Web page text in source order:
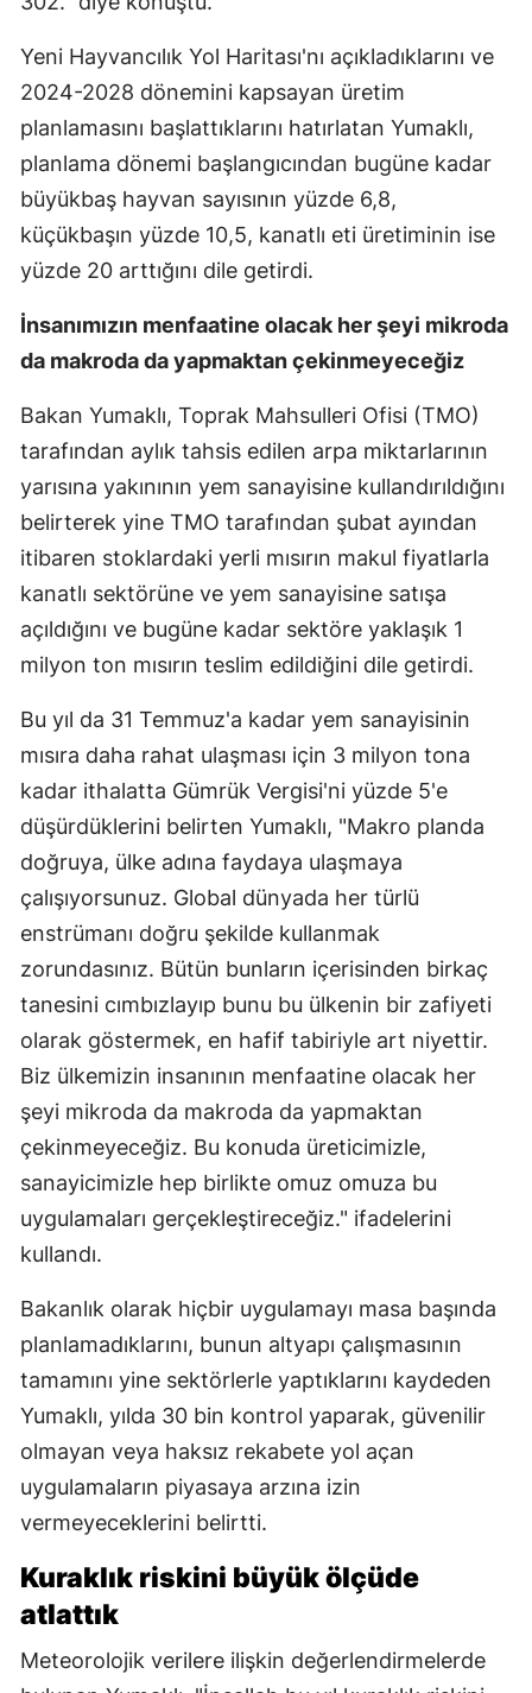
Yeni Hayvancılık Yol Haritası'nı açıkladıklarını ve
2024-2028 dönemini kapsayan üretim
planlamasını başlattıklarını hatırlatan Yumaklı,
planlama dönemi başlangıcından bugüne kadar
büyükbaş hayvan sayısının yüzde 6,8,
küçükbaşın yüzde 10,5, kanatlı eti üretiminin ise
yüzde 20 arttığını dile getirdi.
İnsanımızın menfaatine olacak her şeyi mikroda
da makroda da yapmaktan çekinmeyeceğiz
Bakan Yumaklı, Toprak Mahsulleri Ofisi (TMO)
tarafından aylık tahsis edilen arpa miktarlarının
yarısına yakınının yem sanayisine kullandırıldığını
belirterek yine TMO tarafından şubat ayından
itibaren stoklardaki yerli mısırın makul fiyatlarla
kanatlı sektörüne ve yem sanayisine satışa
açıldığını ve bugüne kadar sektöre yaklaşık 1
milyon ton mısırın teslim edildiğini dile getirdi.
Bu yıl da 31 Temmuz'a kadar yem sanayisinin
mısıra daha rahat ulaşması için 3 milyon tona
kadar ithalatta Gümrük Vergisi'ni yüzde 5'e
düşürdüklerini belirten Yumaklı, "Makro planda
doğruya, ülke adına faydaya ulaşmaya
çalışıyorsunuz. Global dünyada her türlü
enstrümanı doğru şekilde kullanmak
zorundasınız. Bütün bunların içerisinden birkaç
tanesini cımbızlayıp bunu bu ülkenin bir zafiyeti
olarak göstermek, en hafif tabiriyle art niyettir.
Biz ülkemizin insanının menfaatine olacak her
şeyi mikroda da makroda da yapmaktan
çekinmeyeceğiz. Bu konuda üreticimizle,
sanayicimizle hep birlikte omuz omuza bu
uygulamaları gerçekleştireceğiz." ifadelerini
kullandı.
Bakanlık olarak hiçbir uygulamayı masa başında
planlamadıklarını, bunun altyapı çalışmasının
tamamını yine sektörlerle yaptıklarını kaydeden
Yumaklı, yılda 30 bin kontrol yaparak, güvenilir
olmayan veya haksız rekabete yol açan
uygulamaların piyasaya arzına izin
vermeyeceklerini belirtti.
Kuraklık riskini büyük ölçüde
atlattık
Meteorolojik verilere ilişkin değerlendirmelerde